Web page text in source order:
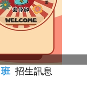
招生訊息